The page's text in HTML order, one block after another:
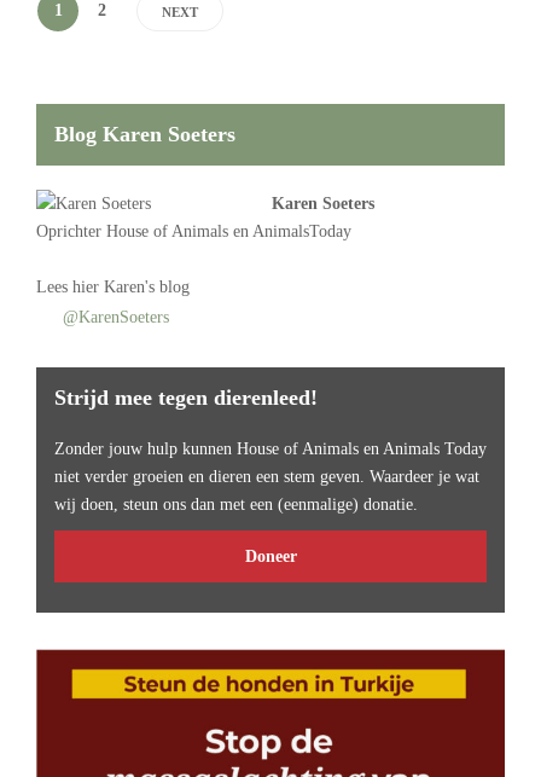
1 2 NEXT
Blog Karen Soeters
Karen Soeters
Oprichter House of Animals en AnimalsToday
Lees hier Karen's blog
@KarenSoeters
Strijd mee tegen dierenleed!
Zonder jouw hulp kunnen House of Animals en Animals Today
niet verder groeien en dieren een stem geven. Waardeer je wat
wij doen, steun ons dan met een (eenmalige) donatie.
Doneer